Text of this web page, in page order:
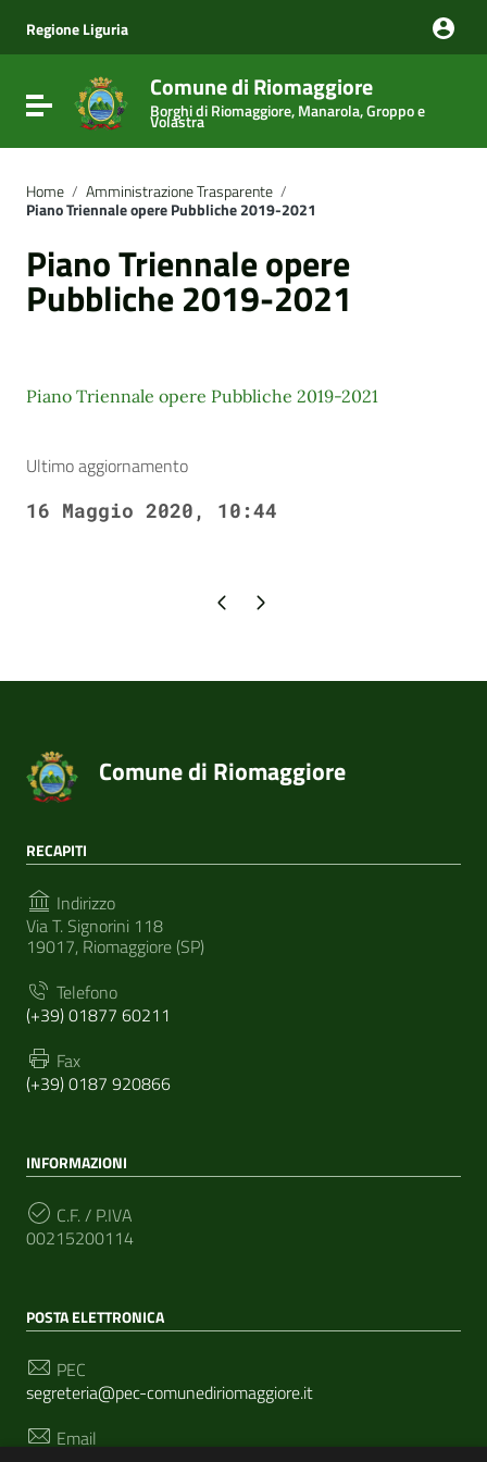
Vai al menu di navigazione
Vai al footer
Regione Liguria
Attiva / disattiva la navigazione
Comune di Riomaggiore
Borghi di Riomaggiore, Manarola, Groppo e
Volastra
Home / Amministrazione Trasparente /
Piano Triennale opere Pubbliche 2019-2021
Piano Triennale opere
Pubbliche 2019-2021
Piano Triennale opere Pubbliche 2019-2021
Ultimo aggiornamento
16 Maggio 2020, 10:44
Pagina precedente
Pagina successiva
Comune di Riomaggiore
RECAPITI
Indirizzo
Via T. Signorini 118
19017, Riomaggiore (SP)
Telefono
(+39) 01877 60211
Fax
(+39) 0187 920866
INFORMAZIONI
C.F. / P.IVA
00215200114
POSTA ELETTRONICA
PEC
segreteria@pec-comunediriomaggiore.it
Email